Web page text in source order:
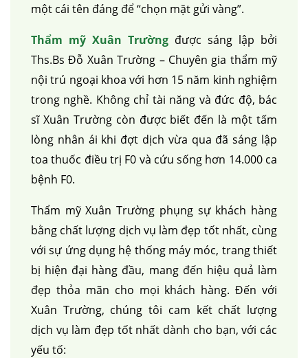
một cái tên đáng để “chọn mặt gửi vàng”.
Thẩm mỹ Xuân Trường được sáng lập bởi
Ths.Bs Đỗ Xuân Trường – Chuyên gia thẩm mỹ
nội trú ngoại khoa với hơn 15 năm kinh nghiệm
trong nghề. Không chỉ tài năng và đức độ, bác
sĩ Xuân Trường còn được biết đến là một tấm
lòng nhân ái khi đợt dịch vừa qua đã sáng lập
toa thuốc điều trị F0 và cứu sống hơn 14.000 ca
bệnh F0.
Thẩm mỹ Xuân Trường phụng sự khách hàng
bằng chất lượng dịch vụ làm đẹp tốt nhất, cùng
với sự ứng dụng hệ thống máy móc, trang thiết
bị hiện đại hàng đầu, mang đến hiệu quả làm
đẹp thỏa mãn cho mọi khách hàng. Đến với
Xuân Trường, chúng tôi cam kết chất lượng
dịch vụ làm đẹp tốt nhất dành cho bạn, với các
yếu tố: